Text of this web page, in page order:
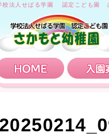
校法人せばる学園 認定こども園
HOME